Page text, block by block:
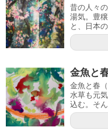
昔の人々
湯気。豊
と、日本の
金魚と
金魚と春
水草も元
込む。そん